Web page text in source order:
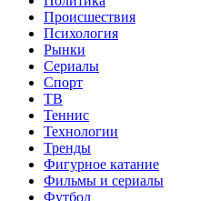
Происшествия
Психология
Рынки
Сериалы
Спорт
ТВ
Теннис
Технологии
Тренды
Фигурное катание
Фильмы и сериалы
Футбол